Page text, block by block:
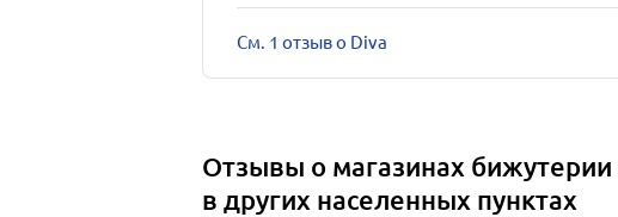
См. 1 отзыв о Diva
Отзывы о магазинах бижутерии
в других населенных пунктах